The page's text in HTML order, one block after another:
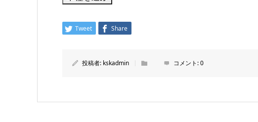
Tweet Share
投稿者: kskadmin コメント:0